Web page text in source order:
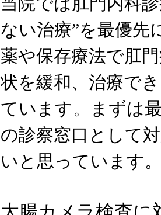
ない治療”を最優先
薬や保存療法で肛
状を緩和、治療で
ています。まずは
の診察窓口として
いと思っています